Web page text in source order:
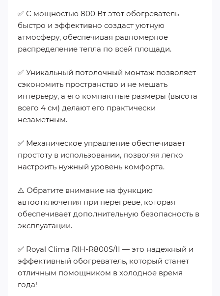
✅ С мощностью 800 Вт этот обогреватель
быстро и эффективно создаст уютную
атмосферу, обеспечивая равномерное
распределение тепла по всей площади.
✅ Уникальный потолочный монтаж позволяет
сэкономить пространство и не мешать
интерьеру, а его компактные размеры (высота
всего 4 см) делают его практически
незаметным.
✅ Механическое управление обеспечивает
простоту в использовании, позволяя легко
настроить нужный уровень комфорта.
⚠️ Обратите внимание на функцию
автоотключения при перегреве, которая
обеспечивает дополнительную безопасность в
эксплуатации.
✅ Royal Clima RIH-R800S/II — это надежный и
эффективный обогреватель, который станет
отличным помощником в холодное время
года!